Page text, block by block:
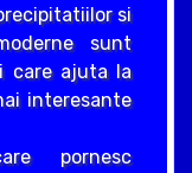
si
sunt
care ajuta la
interesante
pornesc